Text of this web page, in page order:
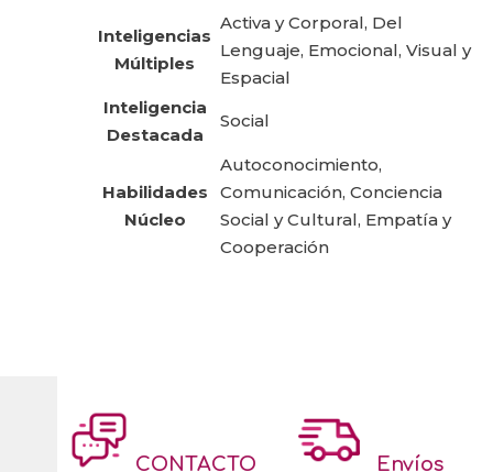
Inteligencias
Múltiples
Activa y Corporal, Del
Lenguaje, Emocional, Visual y
Espacial
Inteligencia
Destacada
Social
Habilidades
Núcleo
Autoconocimiento,
Comunicación, Conciencia
Social y Cultural, Empatía y
Cooperación
CONTACTO
Envíos